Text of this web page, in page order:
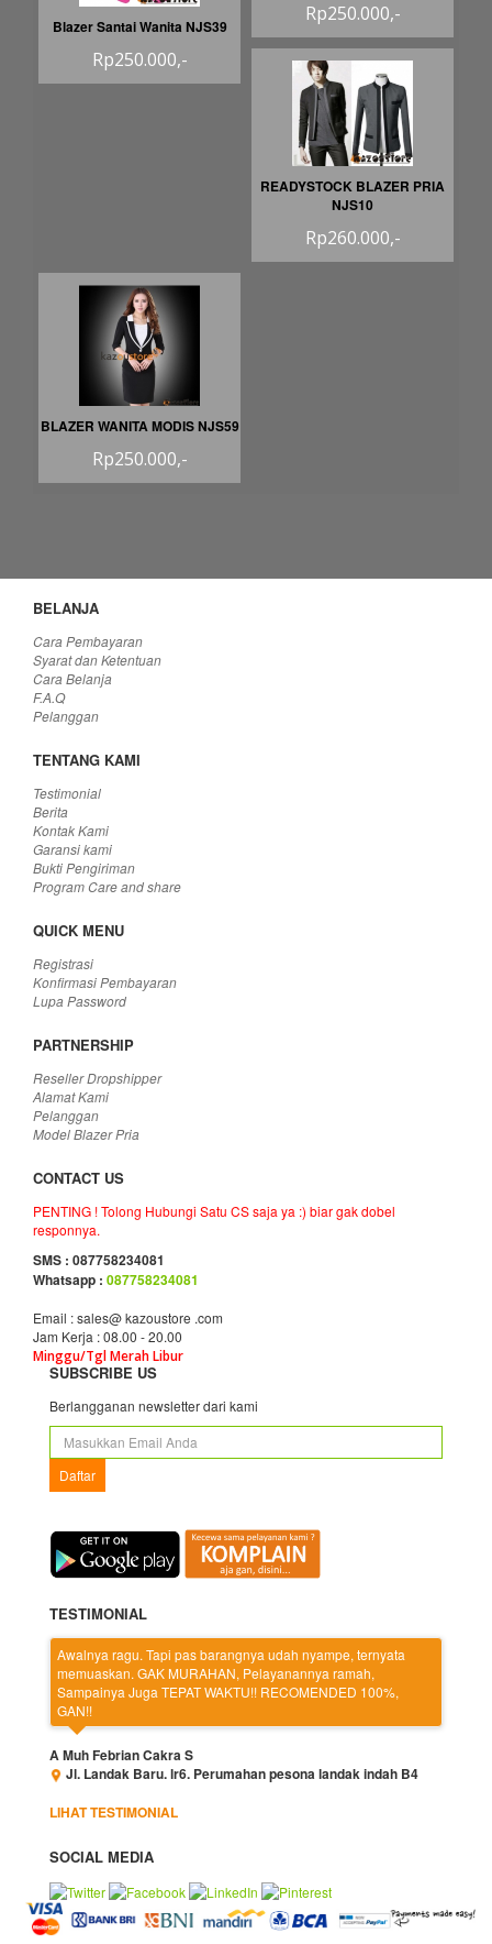
Blazer Santai Wanita NJS39
Rp250.000,-
Rp250.000,-
READYSTOCK BLAZER PRIA
NJS10
Rp260.000,-
BLAZER WANITA MODIS NJS59
Rp250.000,-
BELANJA
Cara Pembayaran
Syarat dan Ketentuan
Cara Belanja
F.A.Q
Pelanggan
TENTANG KAMI
Testimonial
Berita
Kontak Kami
Garansi kami
Bukti Pengiriman
Program Care and share
QUICK MENU
Registrasi
Konfirmasi Pembayaran
Lupa Password
PARTNERSHIP
Reseller Dropshipper
Alamat Kami
Pelanggan
Model Blazer Pria
CONTACT US
PENTING ! Tolong Hubungi Satu CS saja ya :) biar gak dobel
responnya.
SMS : 087758234081
Whatsapp : 087758234081
Email : sales@ kazoustore .com
Jam Kerja : 08.00 - 20.00
Minggu/Tgl Merah Libur
SUBSCRIBE US
Berlangganan newsletter dari kami
TESTIMONIAL
Awalnya ragu. Tapi pas barangnya udah nyampe, ternyata
memuaskan. GAK MURAHAN, Pelayanannya ramah,
Sampainya Juga TEPAT WAKTU!! RECOMENDED 100%,
GAN!!
A Muh Febrian Cakra S
Jl. Landak Baru. lr6. Perumahan pesona landak indah B4
LIHAT TESTIMONIAL
SOCIAL MEDIA